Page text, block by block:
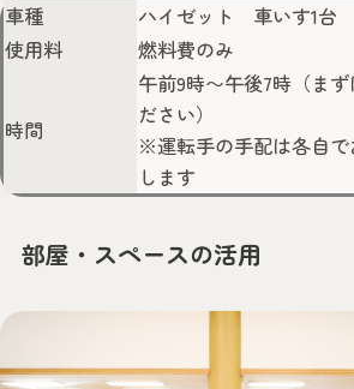
車種
ハイゼット 車いす1台
使用料
燃料費のみ
時間
午前9時〜午後7時（まず
ださい）
※運転手の手配は各自で
します
部屋・スペースの活用